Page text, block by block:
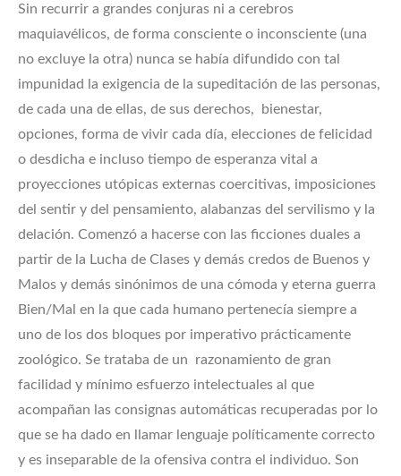
Sin recurrir a grandes conjuras ni a cerebros
maquiavélicos, de forma consciente o inconsciente (una
no excluye la otra) nunca se había difundido con tal
impunidad la exigencia de la supeditación de las personas,
de cada una de ellas, de sus derechos, bienestar,
opciones, forma de vivir cada día, elecciones de felicidad
o desdicha e incluso tiempo de esperanza vital a
proyecciones utópicas externas coercitivas, imposiciones
del sentir y del pensamiento, alabanzas del servilismo y la
delación. Comenzó a hacerse con las ficciones duales a
partir de la Lucha de Clases y demás credos de Buenos y
Malos y demás sinónimos de una cómoda y eterna guerra
Bien/Mal en la que cada humano pertenecía siempre a
uno de los dos bloques por imperativo prácticamente
zoológico. Se trataba de un razonamiento de gran
facilidad y mínimo esfuerzo intelectuales al que
acompañan las consignas automáticas recuperadas por lo
que se ha dado en llamar lenguaje políticamente correcto
y es inseparable de la ofensiva contra el individuo. Son